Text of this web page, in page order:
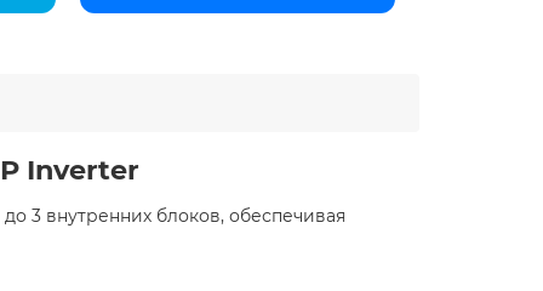
Inverter
3 внутренних блоков, обеспечивая